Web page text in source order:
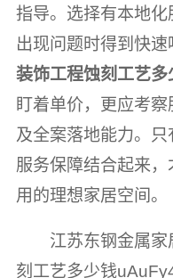
指导。选择有本地
出现问题时得到快
装饰工程蚀刻工艺多
盯着单价，更应考
及全案落地能力。
服务保障结合起来
用的理想家居空间。
江苏东钢金属
刻工艺多少钱